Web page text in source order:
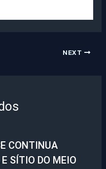
NEXT
CONTINUA
SÍTIO DO MEIO